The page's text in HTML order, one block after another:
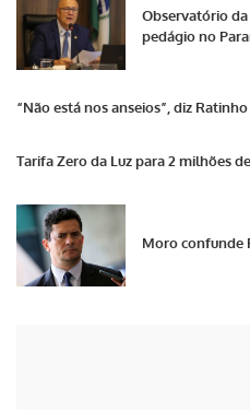
Observatório
pedágio no
“Não está nos anseios”, diz
Tarifa Zero da Luz para 2 milhões
Moro confunde